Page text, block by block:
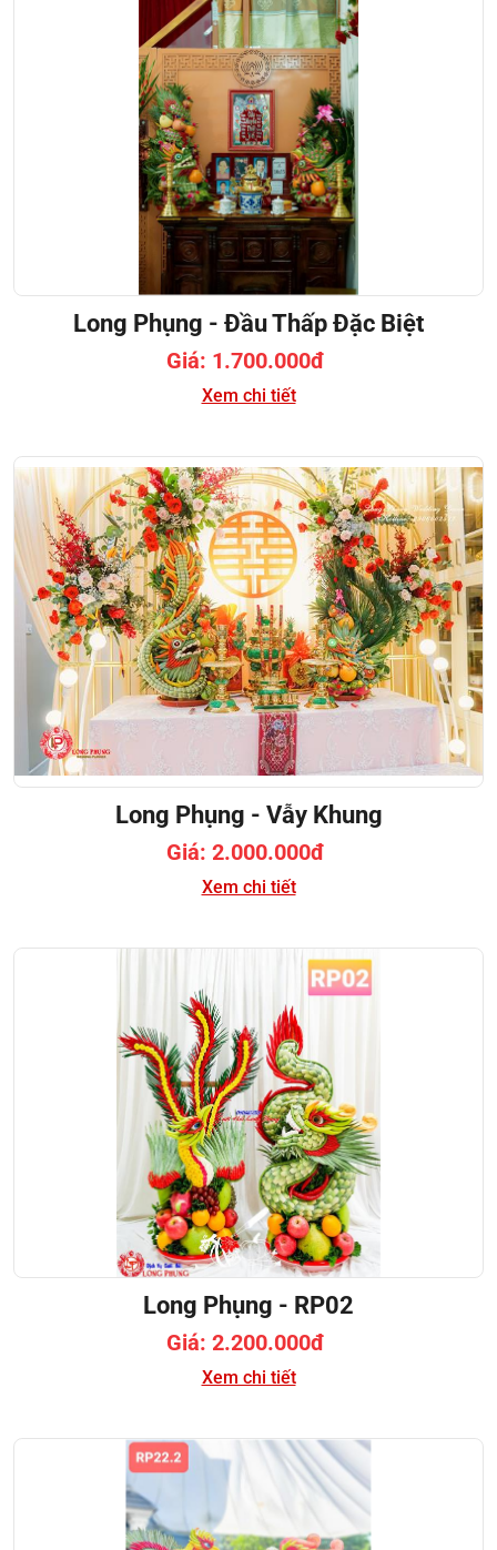
Long Phụng - Đầu Thấp Đặc Biệt
Giá: 1.700.000đ
Xem chi tiết
Long Phụng - Vẫy Khung
Giá: 2.000.000đ
Xem chi tiết
Long Phụng - RP02
Giá: 2.200.000đ
Xem chi tiết